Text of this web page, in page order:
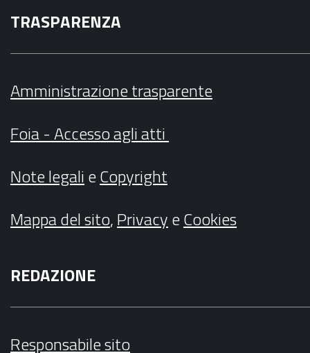
TRASPARENZA
Amministrazione trasparente
Foia - Accesso agli atti
Note legalieCopyright
Mappa del sito,PrivacyeCookies
REDAZIONE
Responsabile sito